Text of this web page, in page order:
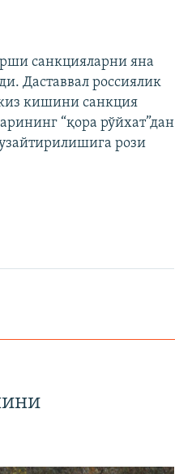
санкцияларни яна
Даставвал россиялик
кишини санкция
“қора рўйхат”дан
рози